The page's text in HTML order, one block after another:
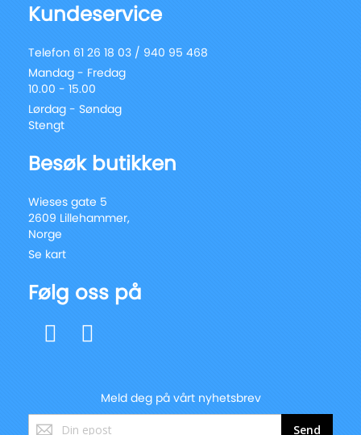
Kundeservice
Telefon 61 26 18 03 / 940 95 468
Mandag - Fredag
10.00 - 15.00
Lørdag - Søndag
Stengt
Besøk butikken
Wieses gate 5
2609 Lillehammer,
Norge
Se kart
Følg oss på
Meld deg på vårt nyhetsbrev
Registrer
Send